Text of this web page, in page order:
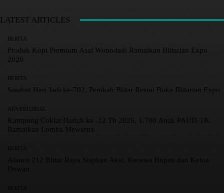
LATEST ARTICLES
BERITA
Produk Kopi Premium Asal Wonodadi Ramaikan Blitarian Expo
2026
BERITA
Sambut Hari Jadi ke-702, Pemkab Blitar Resmi Buka Blitarian Expo
ADVERTORIAL
Kampung Coklat Harlah ke -12 Th 2026, 1.700 Anak PAUD-TK
Ramaikan Lomba Mewarna
BERITA
Aliansi 212 Blitar Raya Siapkan Aksi, Kecewa Bupati dan Ketua